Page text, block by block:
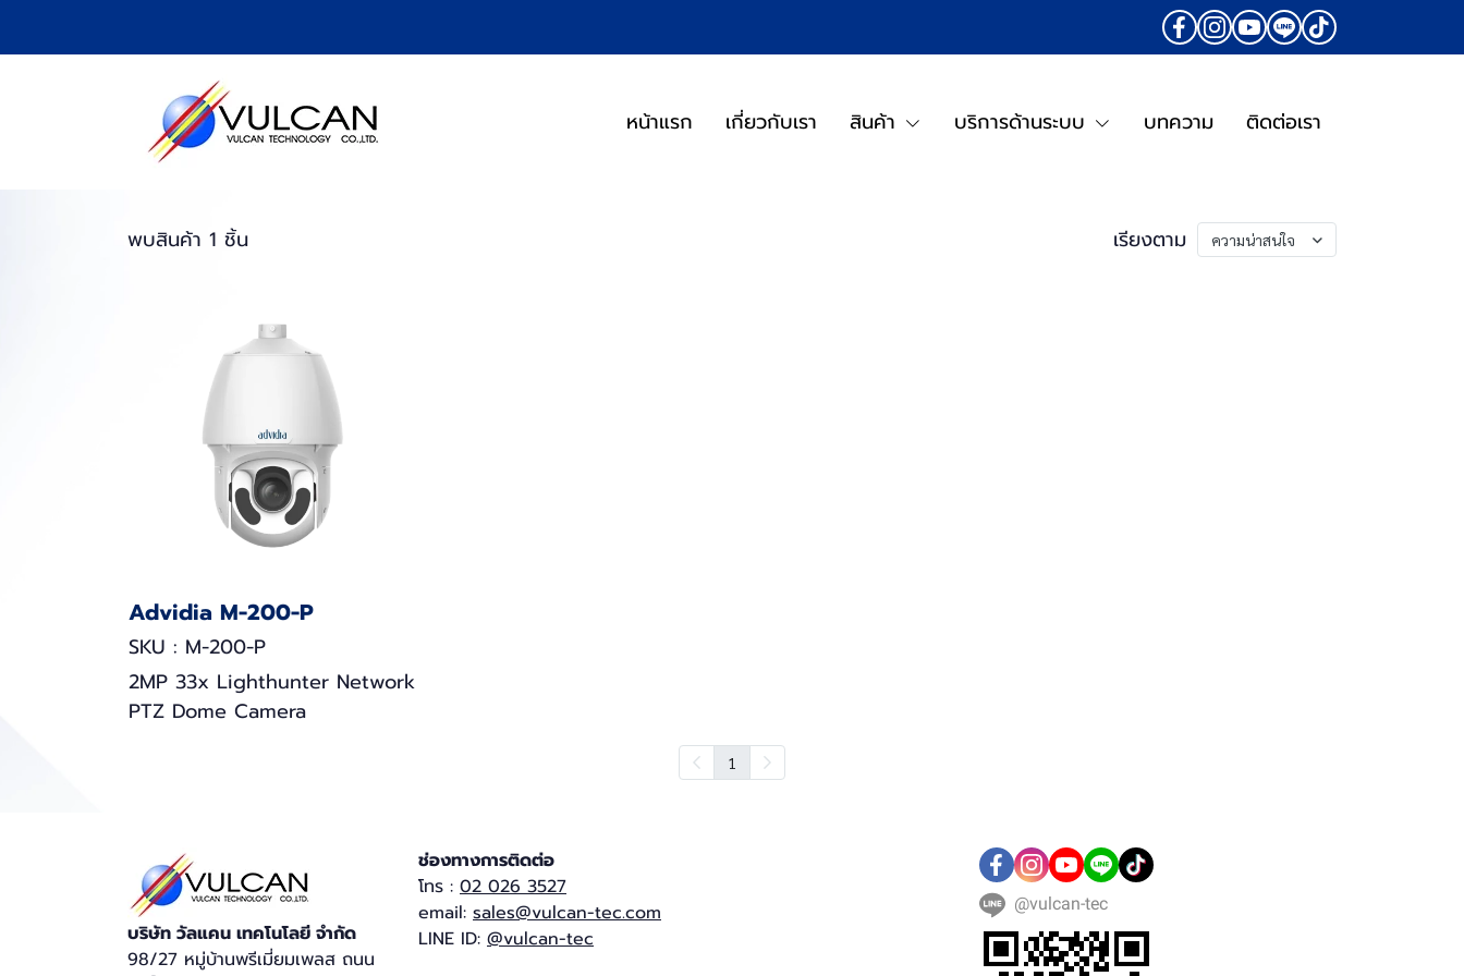
หน้าแรก เกี่ยวกับเรา สินค้า บริการด้านระบบ บทความ ติดต่อเรา
พบสินค้า 1 ชิ้น เรียงตาม ความน่าสนใจ
Advidia M-200-P
SKU : M-200-P
2MP 33x Lighthunter Network
PTZ Dome Camera
1
บริษัท วัลแคน เทคโนโลยี จำกัด​
98/27 หมู่บ้านพรีเมี่ยมเพลส ถนน
ช่องทางการติดต่อ
โทร : 02 026 3527
email: sales@vulcan-tec.com
LINE ID: @vulcan-tec
@vulcan-tec